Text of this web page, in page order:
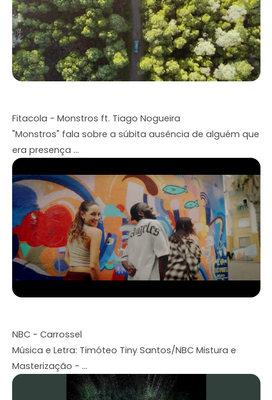
Fitacola - Monstros ft. Tiago Nogueira
"Monstros" fala sobre a súbita ausência de alguém que
era presença ...
NBC - Carrossel
Música e Letra: Timóteo Tiny Santos/NBC Mistura e
Masterização - ...